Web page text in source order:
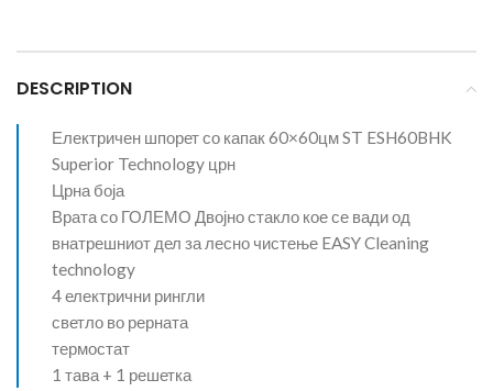
DESCRIPTION
Електричен шпорет со капак 60×60цм ST ESH60BHK
Superior Technology црн
Црна боја
Врата со ГОЛЕМО Двојно стакло кое се вади од
внатрешниот дел за лесно чистење EASY Cleaning
technology
4 електрични рингли
светло во рерната
термостат
1 тава + 1 решетка